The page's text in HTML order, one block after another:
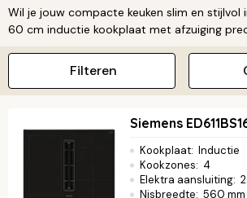
Wil je jouw compacte keuken slim en stijlvol
60 cm inductie kookplaat met afzuiging
afzuiging is direct in de kookplaat
alleen ruimte, maar geeft je keuken ook een
uitstraling. Zo kook je efficiënt, geniet je
benut je elke centimeter van je keuken
Filteren
Siemens
Kookplaat: Inductie
Kookzones: 4
Elektra aansluiting:
Nisbreedte: 560 mm